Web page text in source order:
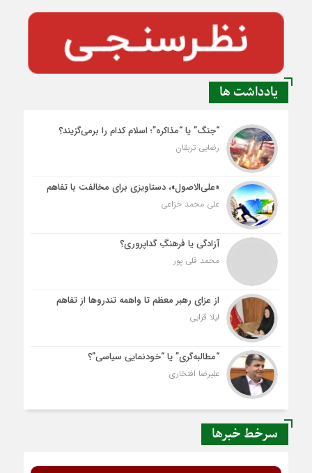
یادداشت ها
“جنگ” یا “مذاکره”؛ اسلام کدام را برمی‌گزیند؟
رضایی تربقان
«علی‌الاصول»، دستاویزی برای مخالفت با تفاهم
علی محمد خزاعی
آزادگی یا فرهنگِ گداپروری؟
محمد قلی پور
از عزای رهبر معظم تا واهمه تندروها از تفاهم
لیلا قرایی
“مطالبه‌گری” یا “خودنمایی سیاسی”؟
علیرضا افتخاری
سرخط خبرها